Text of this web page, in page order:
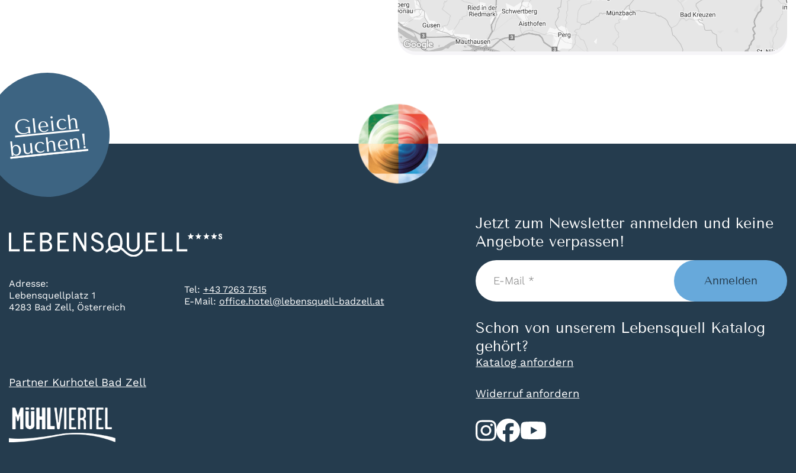
Gleich
buchen!
Adresse:
Lebensquellplatz 1
4283 Bad Zell, Österreich
Tel: +43 7263 7515
E-Mail: office.hotel@lebensquell-badzell.at
Partner Kurhotel Bad Zell
Jetzt zum Newsletter anmelden und keine
Angebote verpassen!
E-
Mail
*
Anmelden
Schon von unserem Lebensquell Katalog
gehört?
Katalog anfordern
Widerruf anfordern